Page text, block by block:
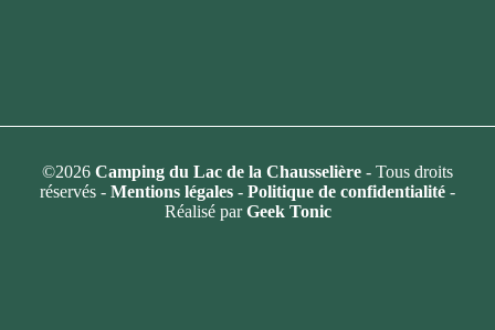
©2026 Camping du Lac de la Chausselière - Tous droits
réservés - Mentions légales - Politique de confidentialité -
Réalisé parGeek Tonic